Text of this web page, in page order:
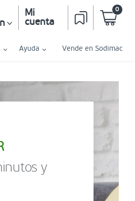
Mi
cuenta
0
Ayuda Vende en Sodimac
y